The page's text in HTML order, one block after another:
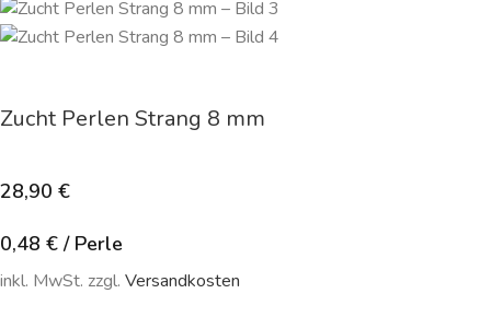
Zucht Perlen Strang 8 mm
28,90 €
0,48 € / Perle
inkl. MwSt. zzgl. Versandkosten